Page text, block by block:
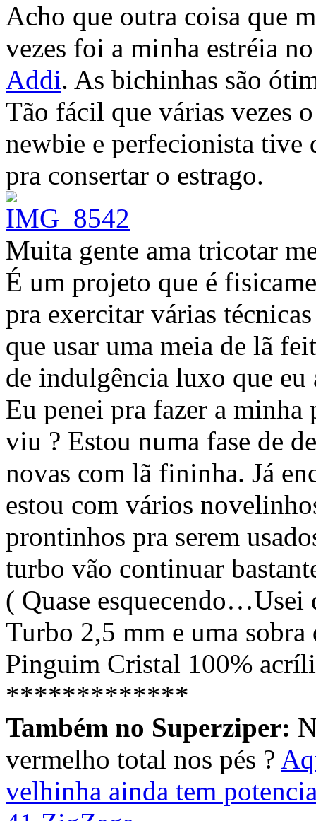
Acho que outra coisa que
vezes foi a minha estréia
Addi. As bichinhas são
Tão fácil que várias vezes
newbie e perfecionista tive
pra consertar o estrago.
Muita gente ama tricotar
É um projeto que é
pra exercitar várias
que usar uma meia de lã
de indulgência luxo que eu
Eu penei pra fazer a
viu ? Estou numa fase de
novas com lã fininha. Já
estou com vários
prontinhos pra serem
turbo vão continuar
( Quase esquecendo…Usei
Turbo 2,5 mm e uma
Pinguim Cristal 100%
*************
Também no Superziper:
vermelho total nos pés ?
velhinha ainda tem